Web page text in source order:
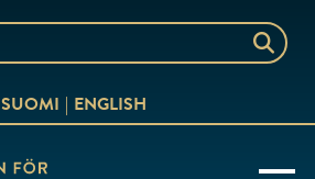
SUOMI ENGLISH